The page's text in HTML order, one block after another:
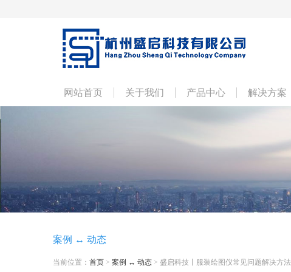
网站首页 关于我们 产品中心 解决方案
案例 ↔ 动态
当前位置： 首页 > 案例 ↔ 动态 > 盛启科技丨服装绘图仪常见问题解决方法